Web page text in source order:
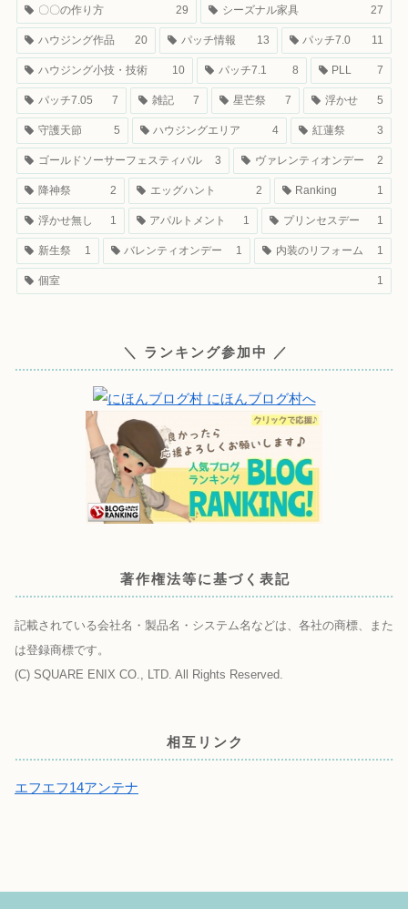
〇〇の作り方 29 シーズナル家具 27
ハウジング作品 20 パッチ情報 13 パッチ7.0 11
ハウジング小技・技術 10 パッチ7.1 8 PLL 7
パッチ7.05 7 雑記 7 星芒祭 7 浮かせ 5
守護天節 5 ハウジングエリア 4 紅蓮祭 3
ゴールドソーサーフェスティバル 3 ヴァレンティオンデー 2
降神祭 2 エッグハント 2 Ranking 1
浮かせ無し 1 アパルトメント 1 プリンセスデー 1
新生祭 1 バレンティオンデー 1 内装のリフォーム 1
個室 1
＼ ランキング参加中 ／
著作権法等に基づく表記
記載されている会社名・製品名・システム名などは、各社の商標、また
は登録商標です。
(C) SQUARE ENIX CO., LTD. All Rights Reserved.
相互リンク
エフエフ14アンテナ